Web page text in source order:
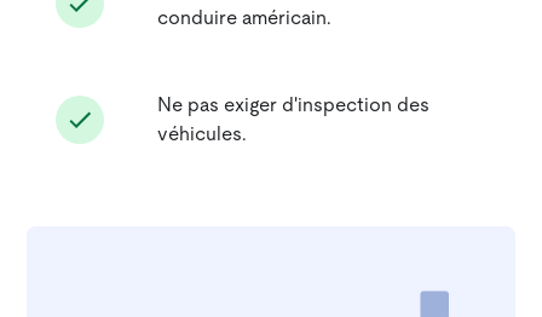
conduire américain.
Ne pas exiger d'inspection des
véhicules.